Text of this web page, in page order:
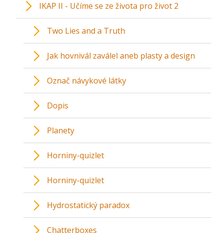
IKAP II - Učíme se ze života pro život 2
Two Lies and a Truth
Jak hovnivál zaválel aneb plasty a design
Označ návykové látky
Dopis
Planety
Horniny-quizlet
Horniny-quizlet
Hydrostatický paradox
Chatterboxes